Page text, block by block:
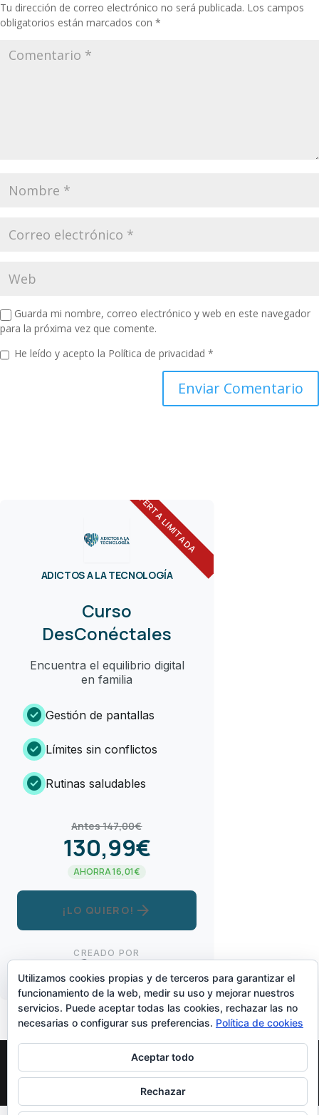
Tu dirección de correo electrónico no será publicada. Los campos
obligatorios están marcados con *
Guarda mi nombre, correo electrónico y web en este navegador
para la próxima vez que comente.
He leído y acepto la Política de privacidad *
OFERTA LIMITADA
ADICTOS A LA TECNOLOGÍA
Curso
DesConéctales
Encuentra el equilibrio digital
en familia
check_circle Gestión de pantallas
check_circle Límites sin conflictos
check_circle Rutinas saludables
Antes 147,00€
130,99€
AHORRA 16,01€
¡LO QUIERO! arrow_forward
CREADO POR
Elegant Themes| Funciona Con
Utilizamos cookies propias y de terceros para garantizar el
funcionamiento de la web, medir su uso y mejorar nuestros
servicios. Puede aceptar todas las cookies, rechazar las no
necesarias o configurar sus preferencias. Política de cookies
Aceptar todo
Rechazar